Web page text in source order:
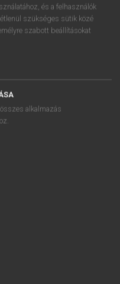
és a felhasználók
szükséges sütik közé
szabott beállításokat
alkalmazás